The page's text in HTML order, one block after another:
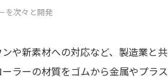
を次々と開発
や新素材への対応など、製造業と共
ラーの材質をゴムから金属やプラス